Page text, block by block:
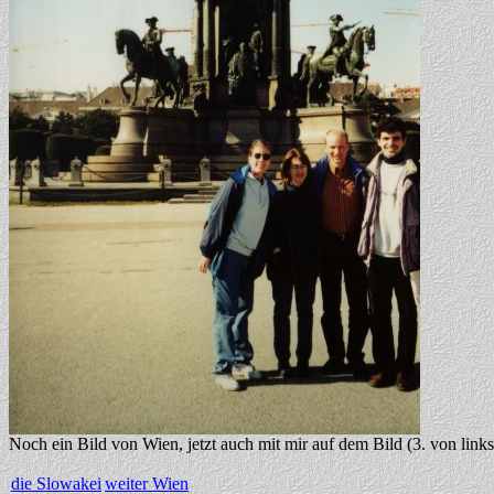
Noch ein Bild von Wien, jetzt auch mit mir auf dem Bild (3. von
die Slowakeiweiter Wien